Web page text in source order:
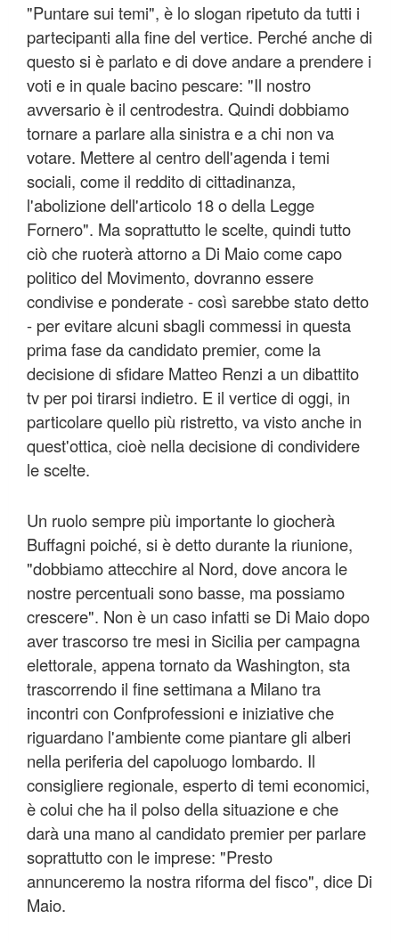
"Puntare sui temi", è lo slogan ripetuto da tutti i
partecipanti alla fine del vertice. Perché anche di
questo si è parlato e di dove andare a prendere i
voti e in quale bacino pescare: "Il nostro
avversario è il centrodestra. Quindi dobbiamo
tornare a parlare alla sinistra e a chi non va
votare. Mettere al centro dell'agenda i temi
sociali, come il reddito di cittadinanza,
l'abolizione dell'articolo 18 o della Legge
Fornero". Ma soprattutto le scelte, quindi tutto
ciò che ruoterà attorno a Di Maio come capo
politico del Movimento, dovranno essere
condivise e ponderate - così sarebbe stato detto
- per evitare alcuni sbagli commessi in questa
prima fase da candidato premier, come la
decisione di sfidare Matteo Renzi a un dibattito
tv per poi tirarsi indietro. E il vertice di oggi, in
particolare quello più ristretto, va visto anche in
quest'ottica, cioè nella decisione di condividere
le scelte.
Un ruolo sempre più importante lo giocherà
Buffagni poiché, si è detto durante la riunione,
"dobbiamo attecchire al Nord, dove ancora le
nostre percentuali sono basse, ma possiamo
crescere". Non è un caso infatti se Di Maio dopo
aver trascorso tre mesi in Sicilia per campagna
elettorale, appena tornato da Washington, sta
trascorrendo il fine settimana a Milano tra
incontri con Confprofessioni e iniziative che
riguardano l'ambiente come piantare gli alberi
nella periferia del capoluogo lombardo. Il
consigliere regionale, esperto di temi economici,
è colui che ha il polso della situazione e che
darà una mano al candidato premier per parlare
soprattutto con le imprese: "Presto
annunceremo la nostra riforma del fisco", dice Di
Maio.